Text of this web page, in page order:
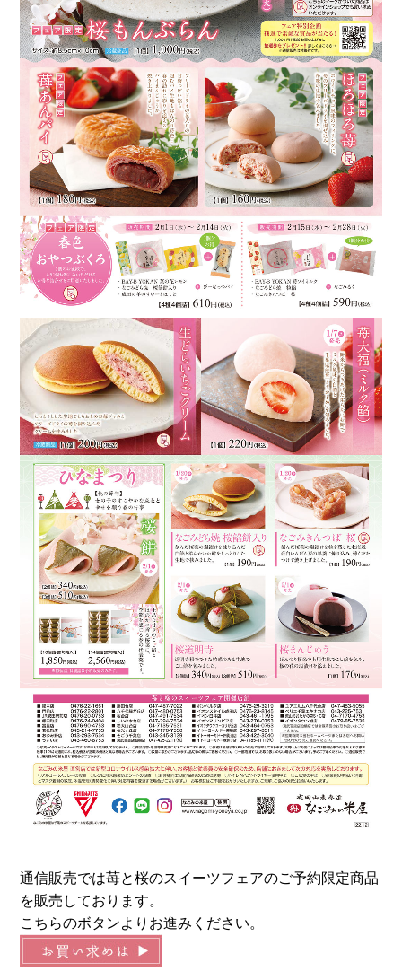
通信販売では苺と桜のスイーツフェアのご予約限定商品
を販売しております。
こちらのボタンよりお進みください。